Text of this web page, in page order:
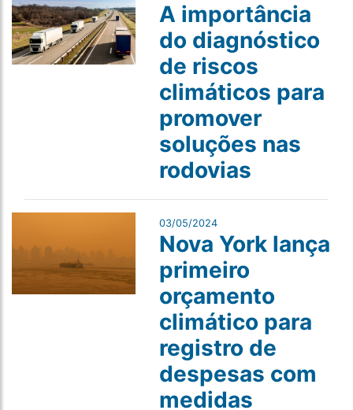
A importância
do diagnóstico
de riscos
climáticos para
promover
soluções nas
rodovias
03/05/2024
Nova York lança
primeiro
orçamento
climático para
registro de
despesas com
medidas